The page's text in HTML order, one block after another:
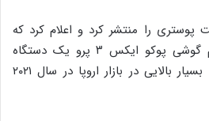
پوستری را منتشر کرد و اعلام کرد که
بسیار خوشحالیم که بگوییم گوشی پوکو ایکس ۳ پرو یک دستگاه
موفق بوده و سرعت فروش بسیار بالایی در بازار اروپا در سال ۲۰۲۱